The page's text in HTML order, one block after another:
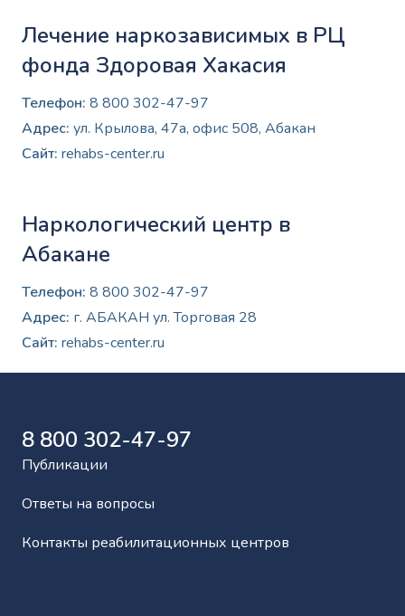
Лечение наркозависимых в РЦ
фонда Здоровая Хакасия
Телефон: 8 800 302-47-97
Адрес: ул. Крылова, 47а, офис 508, Абакан
Сайт: rehabs-center.ru
Наркологический центр в
Абакане
Телефон: 8 800 302-47-97
Адрес: г. АБАКАН ул. Торговая 28
Сайт: rehabs-center.ru
8 800 302-47-97
Публикации
Ответы на вопросы
Контакты реабилитационных центров